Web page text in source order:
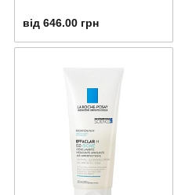
від 646.00 грн